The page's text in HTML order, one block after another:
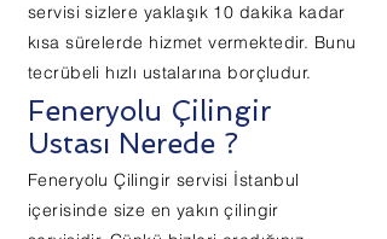
servisi sizlere yaklaşık 10 dakika kadar
kısa sürelerde hizmet vermektedir. Bunu
tecrübeli hızlı ustalarına borçludur.
Feneryolu Çilingir
Ustası Nerede ?
Feneryolu Çilingir servisi İstanbul
içerisinde size en yakın çilingir